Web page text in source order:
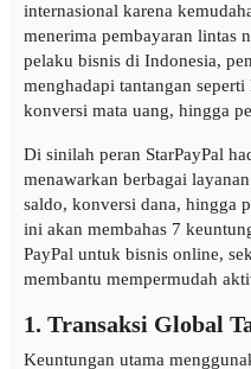
internasional karena
menerima pembayaran lintas
pelaku bisnis di Indonesia,
menghadapi tantangan
konversi mata uang, hingga
Di sinilah peran StarPayPal
menawarkan berbagai
saldo, konversi dana, hingga
ini akan membahas 7
PayPal untuk bisnis online,
membantu mempermudah
1. Transaksi Global
Keuntungan utama